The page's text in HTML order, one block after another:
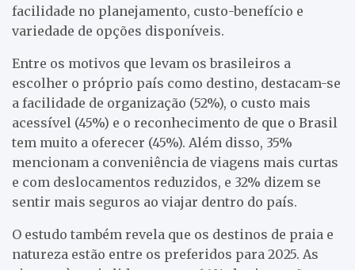
facilidade no planejamento, custo-benefício e
variedade de opções disponíveis.
Entre os motivos que levam os brasileiros a
escolher o próprio país como destino, destacam-se
a facilidade de organização (52%), o custo mais
acessível (45%) e o reconhecimento de que o Brasil
tem muito a oferecer (45%). Além disso, 35%
mencionam a conveniência de viagens mais curtas
e com deslocamentos reduzidos, e 32% dizem se
sentir mais seguros ao viajar dentro do país.
O estudo também revela que os destinos de praia e
natureza estão entre os preferidos para 2025. As